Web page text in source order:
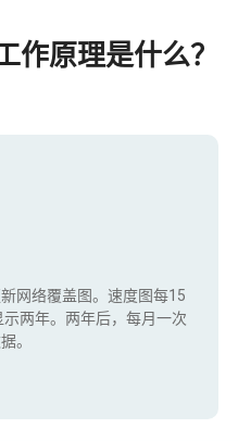
作原理是什么？
网络覆盖图。速度图每15
示两年。两年后，每月一次
。